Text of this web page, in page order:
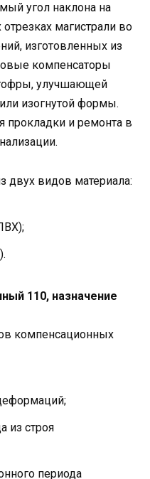
угол наклона на
магистрали во
изготовленных из
компенсаторы
улучшающей
изогнутой формы.
прокладки и ремонта в
двух видов материала:
110, назначение
компенсационных
из строя
периода